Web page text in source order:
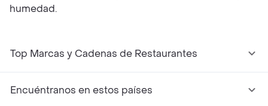
humedad.
Top Marcas y Cadenas de Restaurantes
Encuéntranos en estos países